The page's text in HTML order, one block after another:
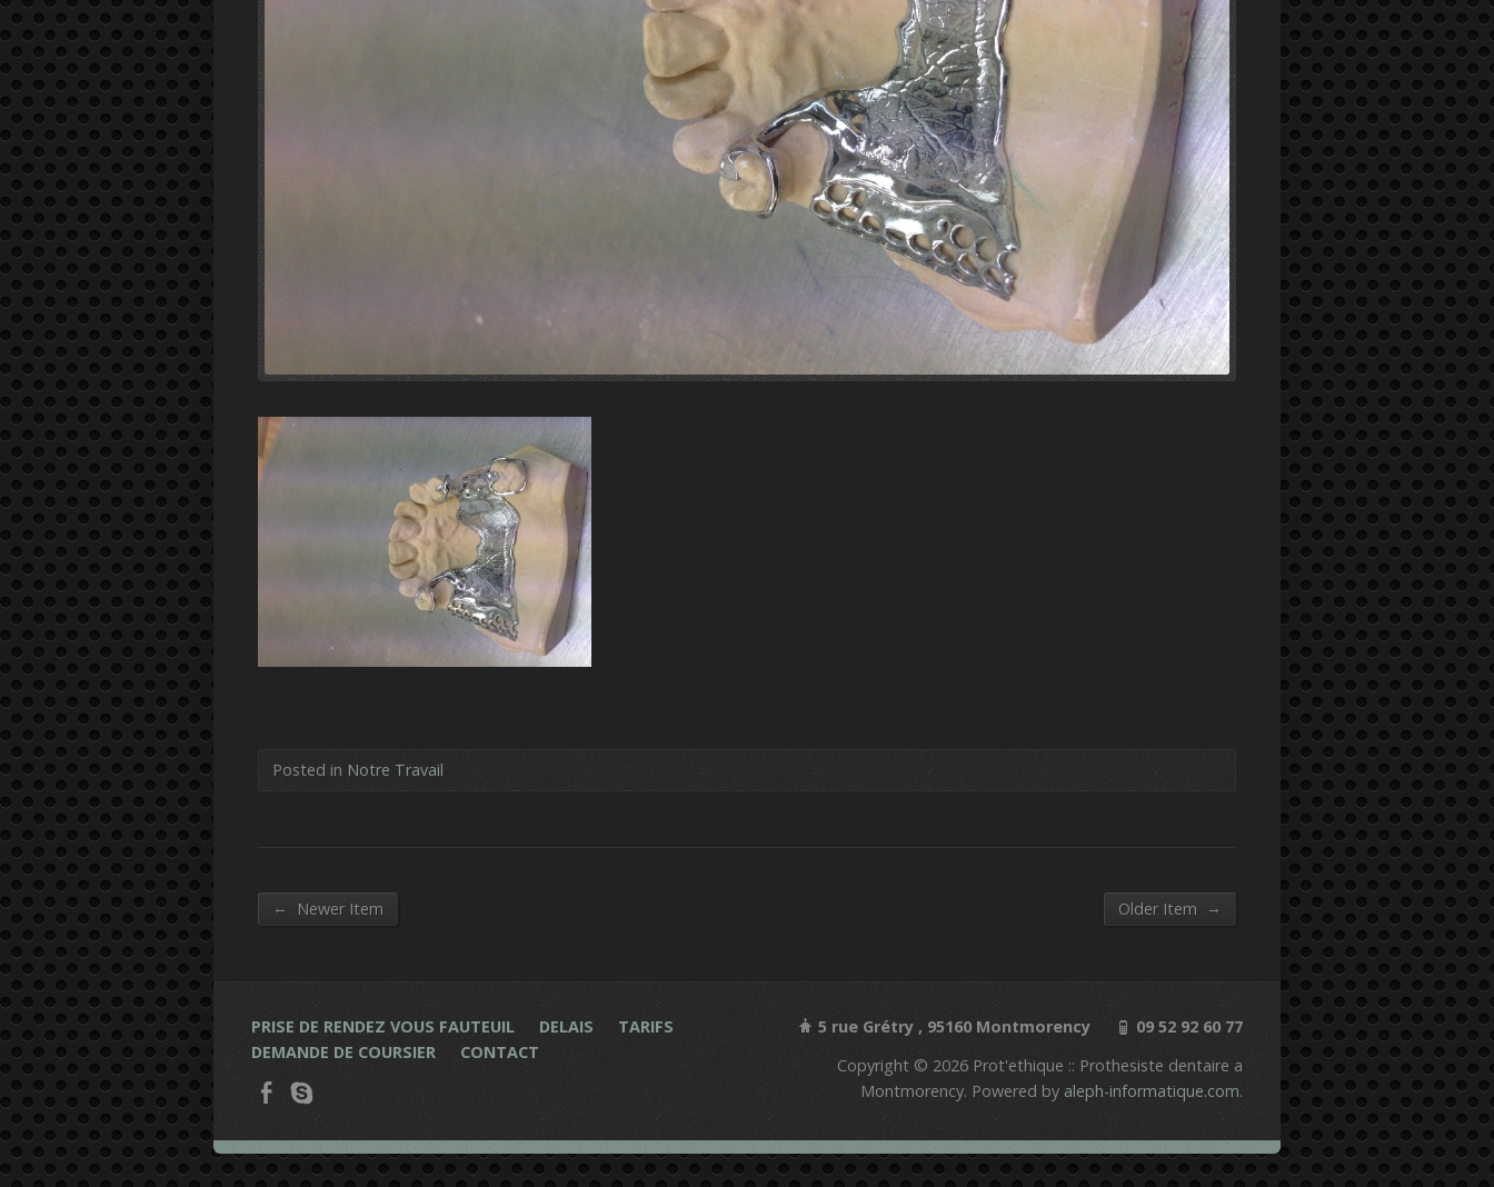
Posted in Notre Travail
← Newer Item Older Item →
PRISE DE RENDEZ VOUS FAUTEUIL DELAIS
TARIFS
DEMANDE DE COURSIER
CONTACT
5 rue Grétry , 95160 Montmorency
09 52 92 60 77
Copyright © 2026 Prot'ethique :: Prothesiste dentaire a
Montmorency. Powered by aleph-informatique.com.